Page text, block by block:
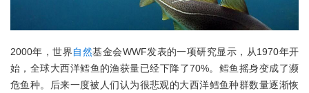
2000年，世界自然基金会WWF发表的一项研究显示，从1970年开
始，全球大西洋鳕鱼的渔获量已经下降了70%。鳕鱼摇身变成了濒
危鱼种。后来一度被人们认为很悲观的大西洋鳕鱼种群数量逐渐恢